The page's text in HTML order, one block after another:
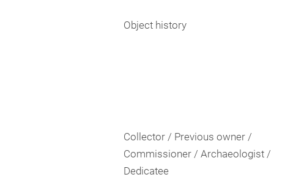
Object history
Collector / Previous owner /
Commissioner / Archaeologist /
Dedicatee